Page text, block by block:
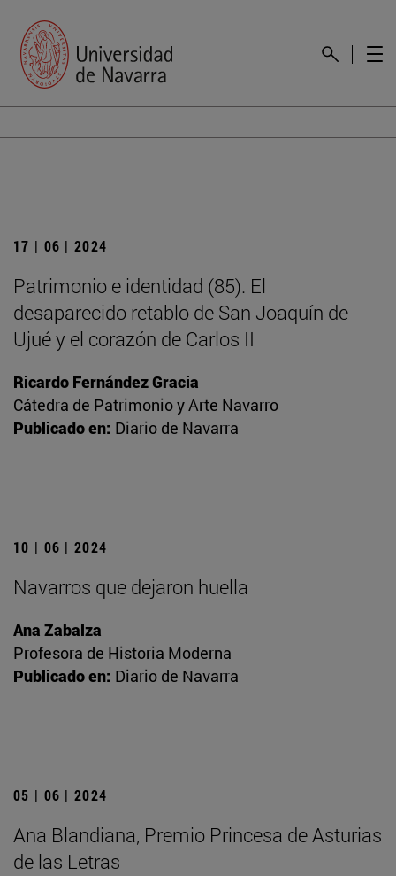
17 | 06 | 2024
Patrimonio e identidad (85). El
desaparecido retablo de San Joaquín de
Ujué y el corazón de Carlos II
Ricardo Fernández Gracia
Cátedra de Patrimonio y Arte Navarro
Publicado en: Diario de Navarra
10 | 06 | 2024
Navarros que dejaron huella
Ana Zabalza
Profesora de Historia Moderna
Publicado en: Diario de Navarra
05 | 06 | 2024
Ana Blandiana, Premio Princesa de Asturias
de las Letras